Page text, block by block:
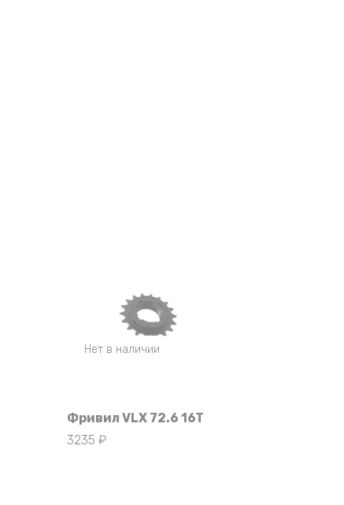
Нет в наличии
Фривил VLX 72.6 16T
3235 ₽